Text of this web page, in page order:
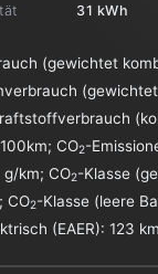
31 kWh
(gewichtet
;CO2-
g/km;CO2-Klasse
;CO2-Klasse (leere
(EAER):123 km